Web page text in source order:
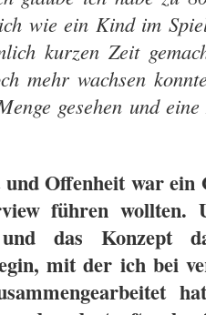
wie ein Kind im
kurzen Zeit
mehr wachsen
gesehen und
und Offenheit war
führen wollten.
und das Konzept
mit der ich bei